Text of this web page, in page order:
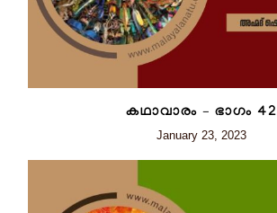
കഥാവാരം – ഭാഗം 42
January 23, 2023